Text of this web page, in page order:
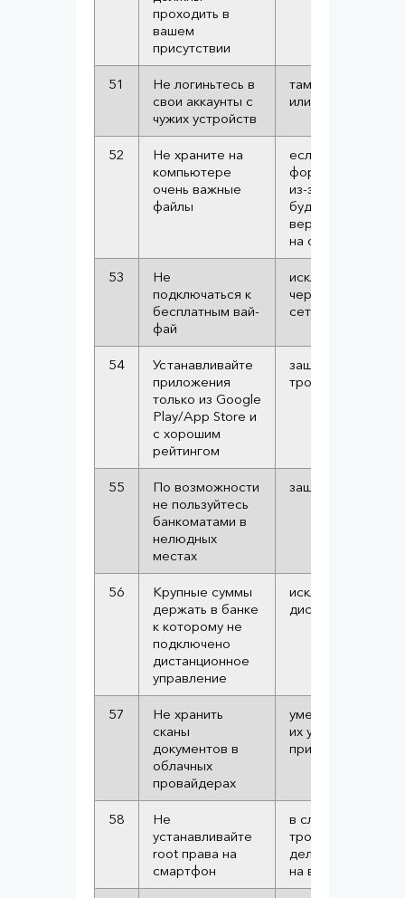
проходить в
вашем
присутствии
51
Не логиньтесь в
свои аккаунты с
чужих устройств
там может быть
или шпион
52
Не храните на
компьютере
очень важные
файлы
если придётся
форматировать
из-за вируса,
будет
вернуть. Лучше
на съёмных
53
Не
подключаться к
бесплатным вай-
фай
исключить атаки
через
сети
54
Устанавливайте
приложения
только из Google
Play/App Store и
с хорошим
рейтингом
защита от
троянов
55
По возможности
не пользуйтесь
банкоматами в
нелюдных
местах
защита от
56
Крупные суммы
держать в банке
к которому не
подключено
дистанционное
управление
исключить
дистанционной
57
Не хранить
сканы
документов в
облачных
провайдерах
уменьшить
их утечки,
при краже
58
Не
устанавливайте
root права на
смартфон
в случае
трояна, он
делать всё что
на вашем